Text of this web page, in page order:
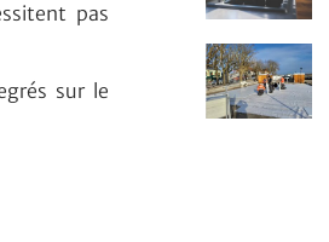
pas
sur le